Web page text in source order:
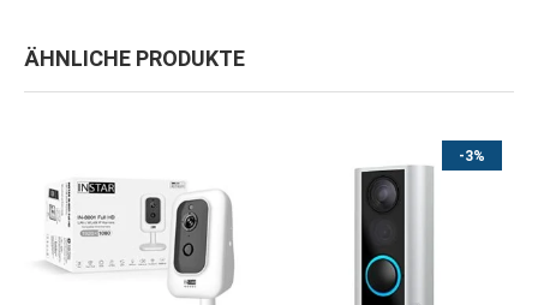
ÄHNLICHE PRODUKTE
-3%